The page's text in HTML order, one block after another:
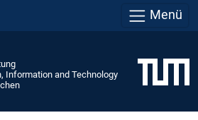
Menü
Information and Technology